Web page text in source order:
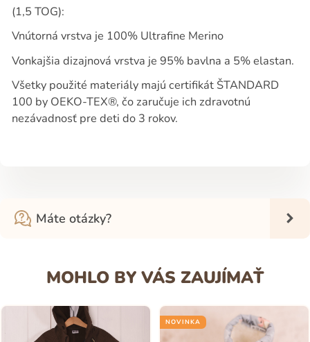
(1,5 TOG):
Vnútorná vrstva je 100% Ultrafine Merino
Vonkajšia dizajnová vrstva je 95% bavlna a 5% elastan.
Všetky použité materiály majú certifikát ŠTANDARD
100 by OEKO-TEX®, čo zaručuje ich zdravotnú
nezávadnosť pre deti do 3 rokov.
Máte otázky?
MOHLO BY VÁS ZAUJÍMAŤ
NOVINKA